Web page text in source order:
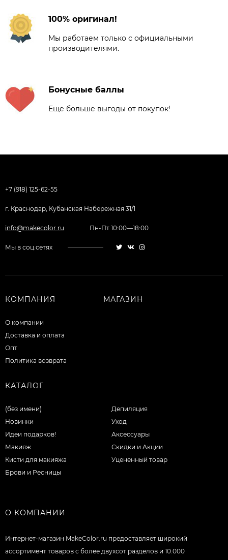
100% оригинал!
Мы работаем только с официальными
производителями.
Бонусные баллы
Еще больше выгоды от покупок!
+7 (918) 125-62-55
г. Краснодар, Кубанская Набережная 31/1
info@makecolor.ru Пн-Пт 10:00—18:00
Мы в соц.сетях
КОМПАНИЯ
О компании
Доставка и оплата
Опт
Политика возврата
МАГАЗИН
КАТАЛОГ
(без имени)
Новинки
Идеи подарков!
Макияж
Кисти для макияжа
Брови и Ресницы
Депиляция
Уход
Аксессуары
Скидки и Акции
Уцененный товар
О КОМПАНИИ
Интернет-магазин MakeColor.ru предоставляет широкий
ассортимент товаров c более двухсот разделов и 10.000